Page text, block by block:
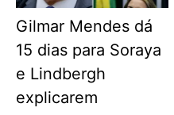
Gilmar Mendes dá
15 dias para Soraya
e Lindbergh
explicarem